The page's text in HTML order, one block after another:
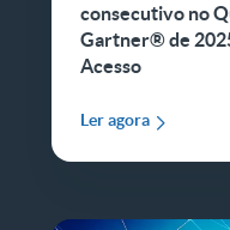
consecutivo no
Gartner® de
Acesso
Ler agora